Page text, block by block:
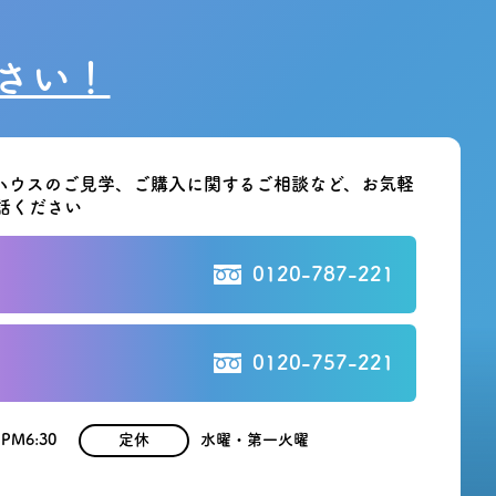
い！
ウスのご見学、ご購入に関する ご相談など、お気軽
ください
0120-787-221
0120-757-221
定休 水曜・第一火曜